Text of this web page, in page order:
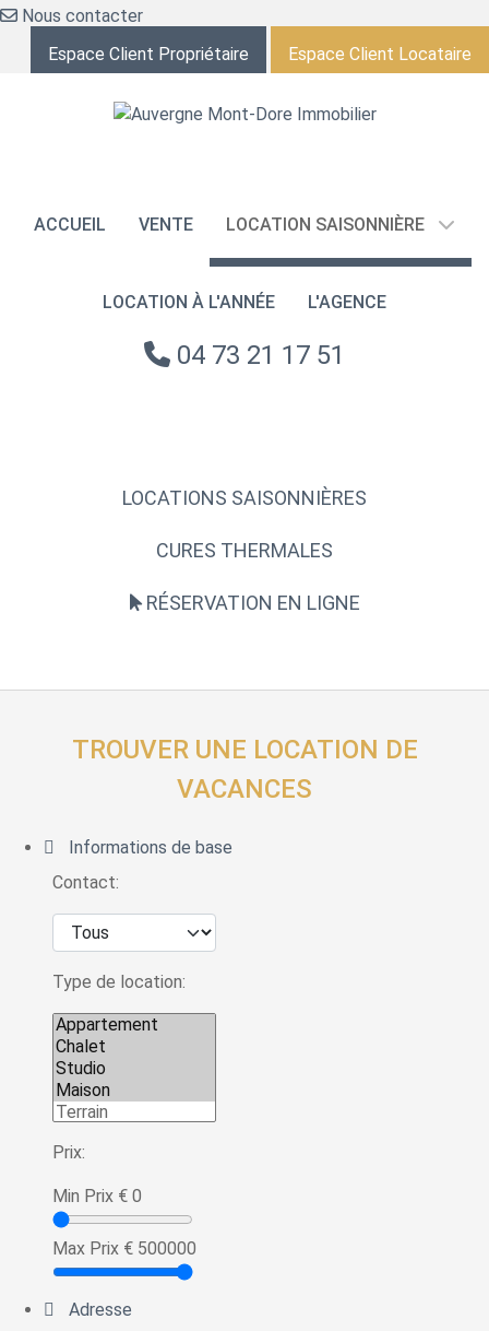
Nous contacter
Espace Client Propriétaire
Espace Client Locataire
ACCUEIL VENTE LOCATION SAISONNIÈRE
LOCATION À L'ANNÉE L'AGENCE
04 73 21 17 51
LOCATIONS SAISONNIÈRES
CURES THERMALES
RÉSERVATION EN LIGNE
TROUVER UNE LOCATION DE
VACANCES
Informations de base
Contact:
Type de location:
Prix:
Min Prix € 0
Max Prix € 500000
Adresse